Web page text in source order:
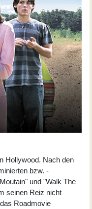
Hollywood. Nach den
bzw. -
und "Walk The
seinen Reiz nicht
Roadmovie